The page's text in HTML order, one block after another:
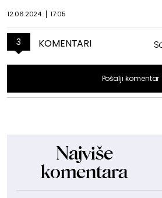
12.06.2024. 17:05
3 KOMENTARI
Pošalji komentar
Najviše
komentara